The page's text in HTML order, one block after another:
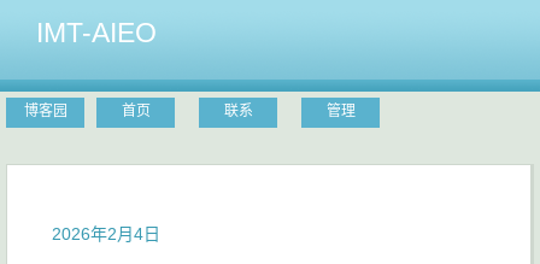
IMT-AIEO
博客园 首页 联系 管理
2026年2月4日